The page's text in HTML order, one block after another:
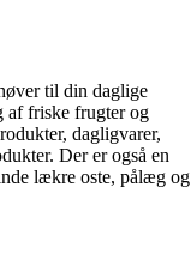
til din daglige
af friske frugter og
dagligvarer,
Der er også en
lækre oste, pålæg og